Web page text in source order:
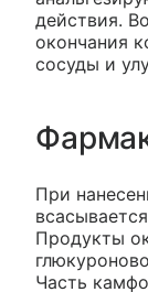
действия.
окончания
сосуды и
При
Продукты
Часть